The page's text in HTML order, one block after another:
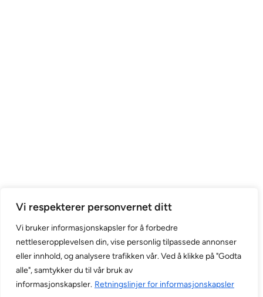
Vi respekterer personvernet ditt
Vi bruker informasjonskapsler for å forbedre
nettleseropplevelsen din, vise personlig tilpassede annonser
eller innhold, og analysere trafikken vår. Ved å klikke på "Godta
alle", samtykker du til vår bruk av
informasjonskapsler. Retningslinjer for informasjonskapsler
Blink Optikk © 2026.
Registrert i
Foretaksregisteret (Org. nr:
919 283 319). All Rights
Reserved
Levert av
, Designet og utviklet av